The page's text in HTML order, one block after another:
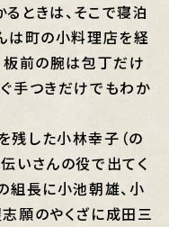
ときは、そこで寝泊
は町の小料理店を経
板前の腕は包丁だけ
手つきだけでもわか
した小林幸子（の
いさんの役で出てく
組長に小池朝雄、小
願のやくざに成田三